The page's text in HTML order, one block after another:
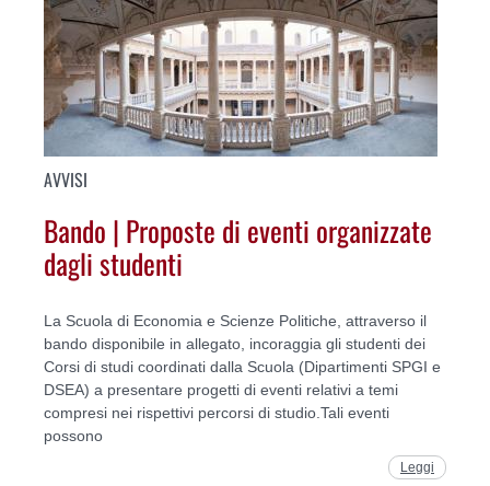
AVVISI
Bando | Proposte di eventi organizzate
dagli studenti
La Scuola di Economia e Scienze Politiche, attraverso il
bando disponibile in allegato, incoraggia gli studenti dei
Corsi di studi coordinati dalla Scuola (Dipartimenti SPGI e
DSEA) a presentare progetti di eventi relativi a temi
compresi nei rispettivi percorsi di studio.Tali eventi
possono
Leggi